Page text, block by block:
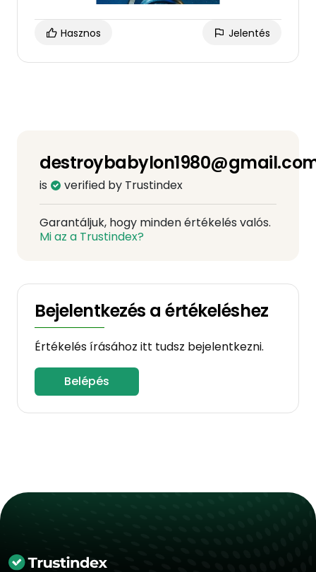
Hasznos Jelentés
is verified by Trustindex
Garantáljuk, hogy minden értékelés valós.
Mi az a Trustindex?
Bejelentkezés a értékeléshez
Értékelés írásához itt tudsz bejelentkezni.
Belépés